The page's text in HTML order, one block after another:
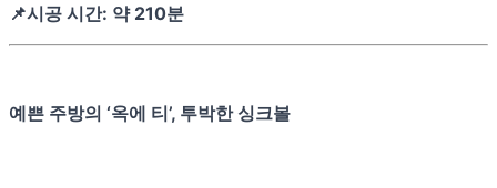
📌시공 시간: 약 210분
예쁜 주방의 ‘옥에 티’, 투박한 싱크볼